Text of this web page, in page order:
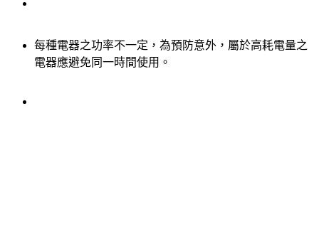
每種電器之功率不一定，為預防意外，屬於高耗電量之
電器應避免同一時間使用。